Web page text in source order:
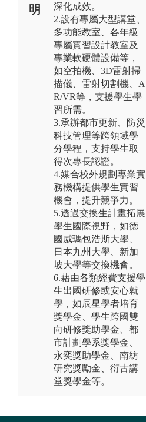
明
深化成效。
2.設有專屬大型講堂、
多功能教室、各年級
專屬實習設計教室及
專業軟硬體設備等，
如空拍機、3D雷射掃
描儀、雷射切割機、A
R/VR等，支援學生學
習所需。
3.承辦都市更新、防災
科技管理等跨領域學
分學程，支持學生取
得次專長認證。
4.媒合校外規劃專業實
務機構提供學生實習
機會，提升競爭力。
5.透過交換生計畫拓展
學生國際視野，如德
國威瑪包浩斯大學、
日本九州大學、新加
坡大學等交換機會。
6.藉由各類經費支援學
生出國研修或安心就
學，如辰星學者培育
獎學金、學生跨國雙
向研修獎助學金、都
市計劃學系獎學金、
永奕獎助學金、南紡
研究獎勵金、衍古講
堂獎學金等。